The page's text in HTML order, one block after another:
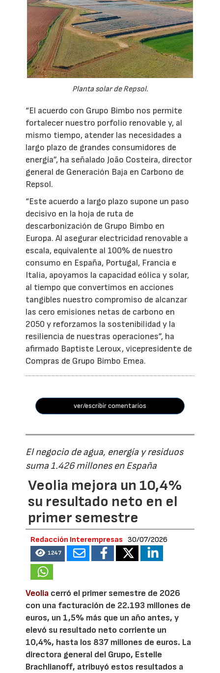
Planta solar de Repsol.
“El acuerdo con Grupo Bimbo nos permite
fortalecer nuestro porfolio renovable y, al
mismo tiempo, atender las necesidades a
largo plazo de grandes consumidores de
energía”, ha señalado João Costeira, director
general de Generación Baja en Carbono de
Repsol.
“Este acuerdo a largo plazo supone un paso
decisivo en la hoja de ruta de
descarbonización de Grupo Bimbo en
Europa. Al asegurar electricidad renovable a
escala, equivalente al 100% de nuestro
consumo en España, Portugal, Francia e
Italia, apoyamos la capacidad eólica y solar,
al tiempo que convertimos en acciones
tangibles nuestro compromiso de alcanzar
las cero emisiones netas de carbono en
2050 y reforzamos la sostenibilidad y la
resiliencia de nuestras operaciones”, ha
afirmado Baptiste Leroux, vicepresidente de
Compras de Grupo Bimbo Emea.
ver/escribir comentarios
El negocio de agua, energía y residuos
suma 1.426 millones en España
Veolia mejora un 10,4%
su resultado neto en el
primer semestre
Redacción Interempresas 30/07/2026
1247
Veolia cerró el primer semestre de 2026
con una facturación de 22.193 millones de
euros, un 1,5% más que un año antes, y
elevó su resultado neto corriente un
10,4%, hasta los 837 millones de euros. La
directora general del Grupo, Estelle
Brachlianoff, atribuyó estos resultados a